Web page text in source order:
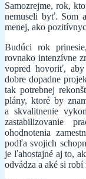
Samozrejme, rok,
nemuseli byť. Som
menej, ako
Budúci rok
rovnako intenzívne
vopred hovoriť,
dobre dopadne
tak potrebnej
plány, ktoré by
a skvalitnenie
zastabilizovanie
ohodnotenia
podľa svojich
je ľahostajné aj to,
odvádza a aké si